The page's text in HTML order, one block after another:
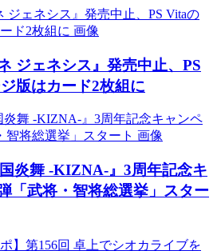
ジェネシス』発売中止、PS
版はカード2枚組に
炎舞 -KIZNA-』3周年記念キ
「武将・智将総選挙」スター